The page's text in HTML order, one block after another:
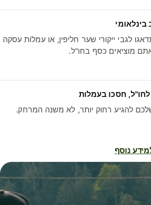
לגבי ייקורי שער חליפין, או עמלות עסקה
מוציאים כסף בחו"ל.
חסכו בעמלות
להגיע רחוק יותר, לא משנה המרחק.
נוסף